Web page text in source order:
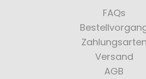
FAQs
Zahlungsarten
Versand
AGB